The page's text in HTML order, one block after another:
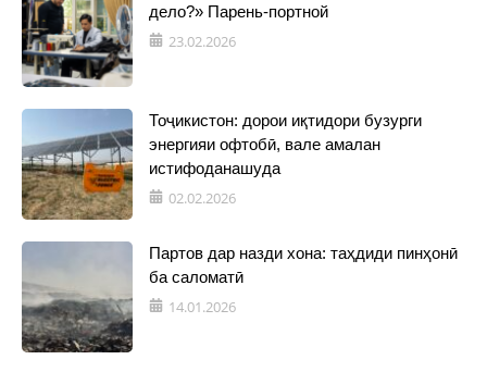
дело?» Парень-портной
23.02.2026
Тоҷикистон: дорои иқтидори бузурги
энергияи офтобӣ, вале амалан
истифоданашуда
02.02.2026
Партов дар назди хона: таҳдиди пинҳонӣ
ба саломатӣ
14.01.2026